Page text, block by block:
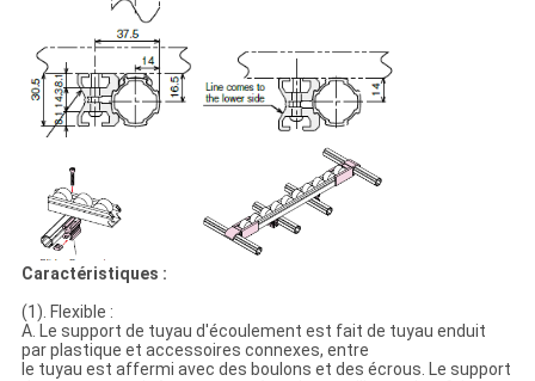
Caractéristiques :
(1). Flexible :
A. Le support de tuyau d'écoulement est fait de tuyau enduit
par plastique et accessoires connexes, entre
le tuyau est affermi avec des boulons et des écrous. Le support